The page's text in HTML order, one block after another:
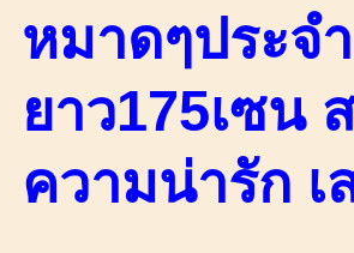
หมาดๆประจ
ยาว175เซน
ความน่ารัก